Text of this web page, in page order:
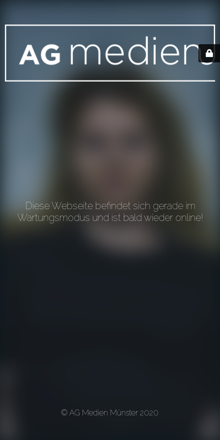
Diese Webseite befindet sich gerade im
Wartungsmodus und ist bald wieder online!
© AG Medien Münster 2020